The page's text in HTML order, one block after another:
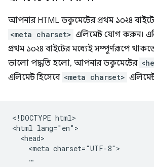
আপনার HTML ডকুমেন্টের প্রথম ১০২৪
<meta charset> এলিমেন্ট যোগ করুন।
প্রথম ১০২৪ বাইটের মধ্যেই সম্পূর্ণরূপে
ভালো পদ্ধতি হলো, আপনার ডকুমেন্টের
এলিমেন্ট হিসেবে <meta charset>
<!DOCTYPE html>
<html lang="en">
  <head>
    <meta charset="UTF-8">